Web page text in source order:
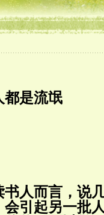
都是流氓
人而言，说
引起另一批